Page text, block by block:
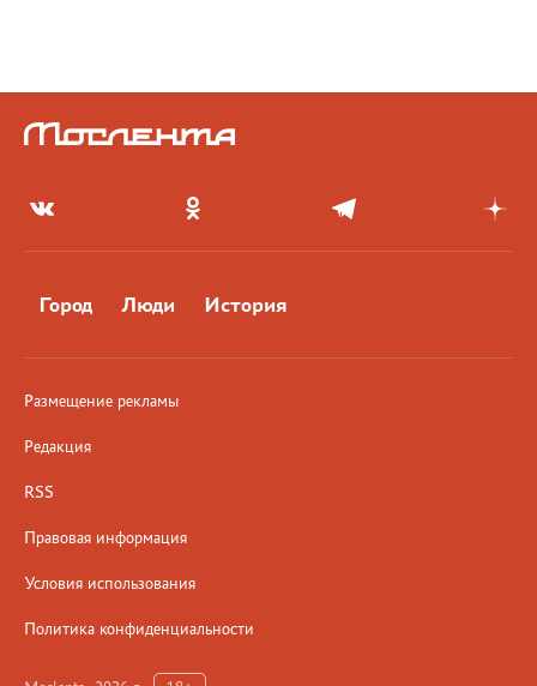
Город Люди История
Размещение рекламы
Редакция
RSS
Правовая информация
Условия использования
Политика конфиденциальности